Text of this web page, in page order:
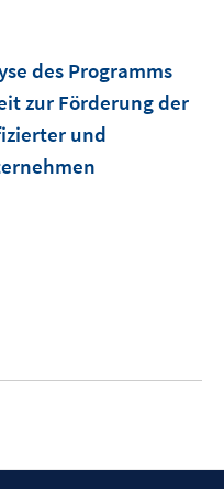
des Programms
zur Förderung der
und